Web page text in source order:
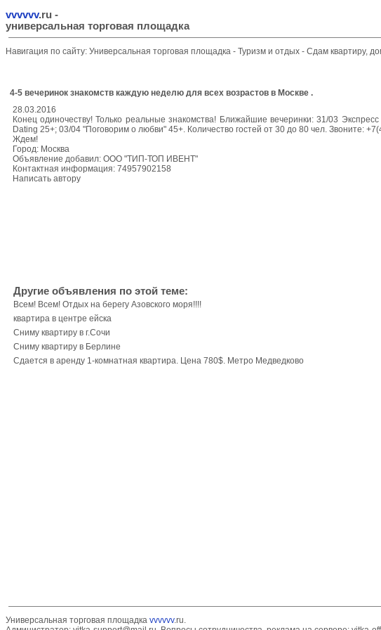
vvvvvv.ru -
универсальная торговая площадка
Навигация по сайту: Универсальная торговая площадка - Туризм и отдых - Сдам квартиру,
4-5 вечеринок знакомств каждую неделю для всех возрастов в Москве .
28.03.2016
Конец одиночеству! Только реальные знакомства! Ближайшие вечеринки: 31/03
Dating 25+; 03/04 "Поговорим о любви" 45+. Количество гостей от 30 до 80 чел. Звоните:
Ждем!
Город: Москва
Объявление добавил: ООО "ТИП-ТОП ИВЕНТ"
Контактная информация: 74957902158
Написать автору
Другие объявления по этой теме:
Всем! Всем! Отдых на берегу Азовского моря!!!!
квартира в центре ейска
Сниму квартиру в г.Сочи
Сниму квартиру в Берлине
Сдается в аренду 1-комнатная квартира. Цена 780$. Метро Медведково
Универсальная торговая площадка vvvvvv.ru.